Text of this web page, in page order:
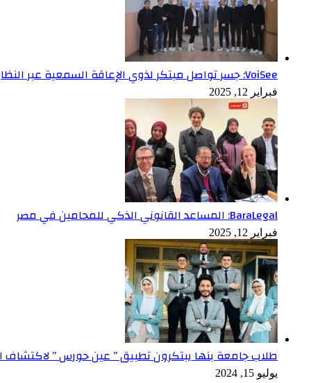
VoiSee: جسر تواصل مبتكر لذوي الإعاقة السمعية عبر النظارات الذكية
فبراير 12, 2025
BaraLegal: المساعد القانوني الذكي للمحامين في مصر
فبراير 12, 2025
طلاب جامعة بنها يبتكرون تطبيق ” عين حورس ” لاكتشاف
يوليو 15, 2024